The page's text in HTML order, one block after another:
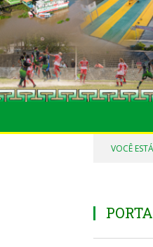
VOCÊ